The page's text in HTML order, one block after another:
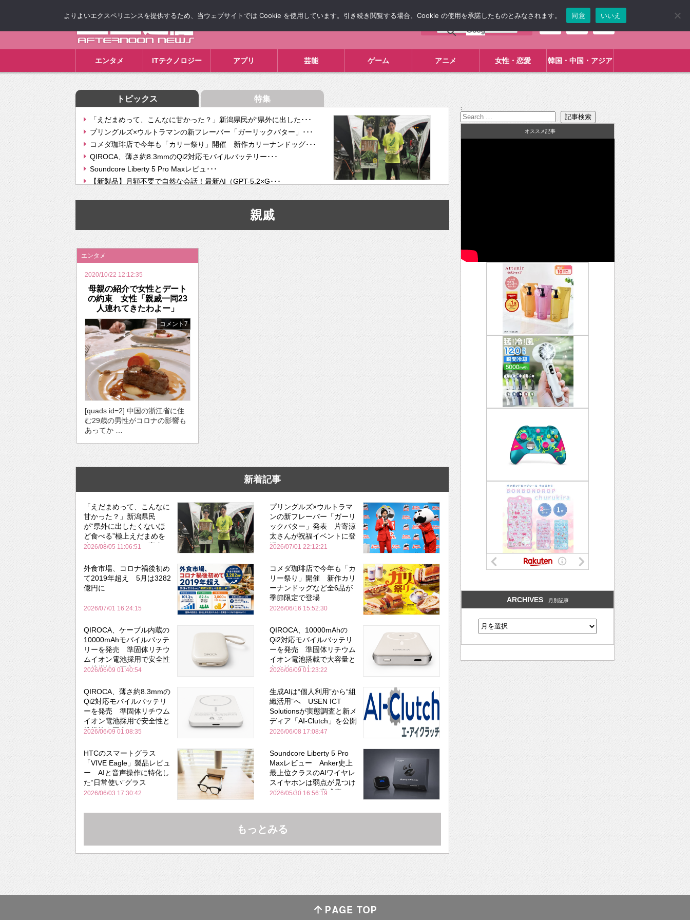
エンタメ ITテクノロジー アプリ 芸能 ゲーム アニメ 女性・恋愛 韓国・中国・アジア
トピックス 特集
「えだまめって、こんなに甘かった？」新潟県民が“県外に出した･･･
プリングルズ×ウルトラマンの新フレーバー「ガーリックバター」･･･
コメダ珈琲店で今年も「カリー祭り」開催 新作カリーナンドッグ･･･
QIROCA、薄さ約8.3mmのQi2対応モバイルバッテリー･･･
Soundcore Liberty 5 Pro Maxレビュ･･･
【新製品】月額不要で自然な会話！最新AI（GPT-5.2×G･･･
【次世代の没入感と生産性】VITURE Luma Ultra･･･
挫折率8割の壁をAIで突破。ジャストシステム、”自分が今話し･･･
2026年のバレンタインは「自分で作って、想いを渡す」 TE･･･
親戚
エンタメ
2020/10/22 12:12:35
母親の紹介で女性とデート
の約束 女性「親戚一同23
人連れてきたわよー」
コメント7
[quads id=2] 中国の浙江省に住
む29歳の男性がコロナの影響も
あってか …
新着記事
「えだまめって、こんなに
甘かった？」新潟県民
が“県外に出したくないほ
ど食べる”極上えだまめを
森のビアガーデンで実食
2026/08/05 11:06:51
プリングルズ×ウルトラマ
ンの新フレーバー「ガーリ
ックバター」発表 片寄涼
太さんが祝福イベントに登
場
2026/07/01 22:12:21
外食市場、コロナ禍後初め
て2019年超え 5月は3282
億円に
2026/07/01 16:24:15
コメダ珈琲店で今年も「カ
リー祭り」開催 新作カリ
ーナンドッグなど全6品が
季節限定で登場
2026/06/16 15:52:30
QIROCA、ケーブル内蔵の
10000mAhモバイルバッテ
リーを発売 準固体リチウ
ムイオン電池採用で安全性
と携帯性を両立
2026/06/09 01:40:54
QIROCA、10000mAhの
Qi2対応モバイルバッテリ
ーを発売 準固体リチウム
イオン電池搭載で大容量と
安全性を両立
2026/06/09 01:23:22
QIROCA、薄さ約8.3mmの
Qi2対応モバイルバッテリ
ーを発売 準固体リチウム
イオン電池採用で安全性と
携帯性を両立
2026/06/09 01:08:35
生成AIは“個人利用”から“組
織活用”へ USEN ICT
Solutionsが実態調査と新メ
ディア「AI-Clutch」を公開
2026/06/08 17:08:47
HTCのスマートグラス
「VIVE Eagle」製品レビュ
ー AIと音声操作に特化し
た“日常使い”グラス
2026/06/03 17:30:42
Soundcore Liberty 5 Pro
Maxレビュー Anker史上
最上位クラスのAIワイヤレ
スイヤホンは弱点が見つけ
づらいくらいの完成度にび
Bose並み
2026/05/30 16:56:19
もっとみる
:
オススメ記事
ARCHIVES 月別記事
よりよいエクスペリエンスを提供するため、当ウェブサイトでは Cookie を使用しています。引き続き閲覧する場合、Cookie の使用を承諾したものとみなされます。 同意 いいえ